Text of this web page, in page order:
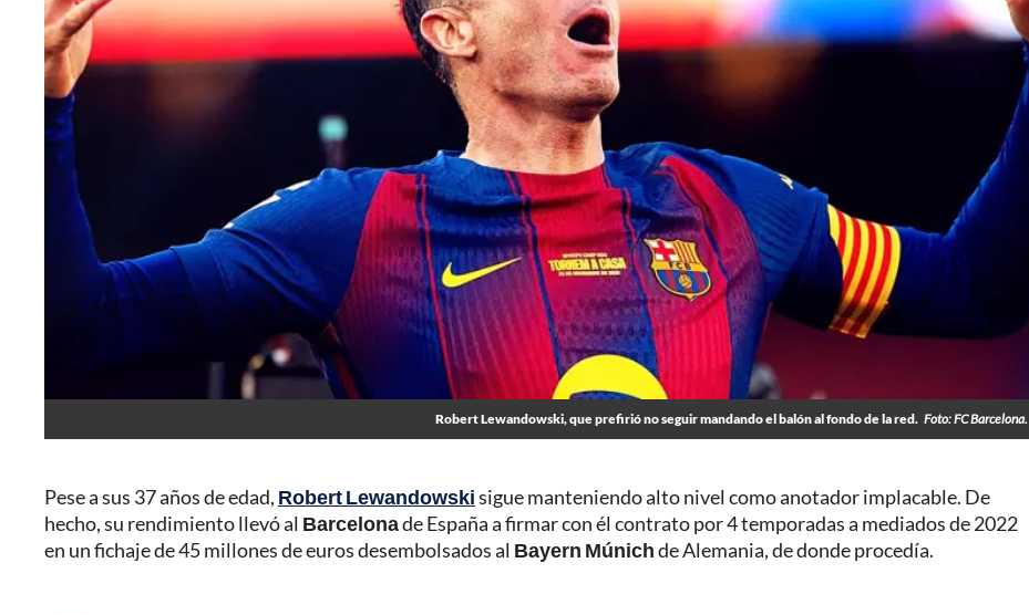
Robert Lewandowski, que prefirió no seguir mandando el balón al fondo de la red. Foto: FC Barcelona.
Pese a sus 37 años de edad, Robert Lewandowskisigue manteniendo alto nivel como anotador implacable. De
hecho, su rendimiento llevó al Barcelonade España a firmar con él contrato por 4 temporadas a mediados de 2022
en un fichaje de 45 millones de euros desembolsados al Bayern Múnichde Alemania, de donde procedía.